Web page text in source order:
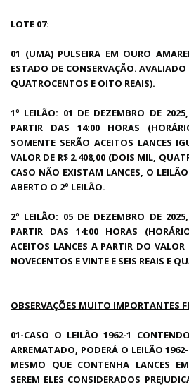
LOTE 07:
01 (UMA) PULSEIRA EM OURO
ESTADO DE CONSERVAÇÃO.
QUATROCENTOS E OITO REAIS).
1º LEILÃO: 01 DE DEZEMBRO DE
PARTIR DAS 14:00 HORAS
SOMENTE SERÃO ACEITOS LANCES
VALOR DE R$ 2.408,00 (DOIS MIL,
CASO NÃO EXISTAM LANCES, O LEILÃO
ABERTO O 2º LEILÃO.
2º LEILÃO: 05 DE DEZEMBRO DE
PARTIR DAS 14:00 HORAS
ACEITOS LANCES A PARTIR DO
NOVECENTOS E VINTE E SEIS REAIS E
OBSERVAÇÕES MUITO IMPORTANTES
01-CASO O LEILÃO 1962-1
ARREMATADO, PODERÁ O LEILÃO
MESMO QUE CONTENHA LANCES
SEREM ELES CONSIDERADOS